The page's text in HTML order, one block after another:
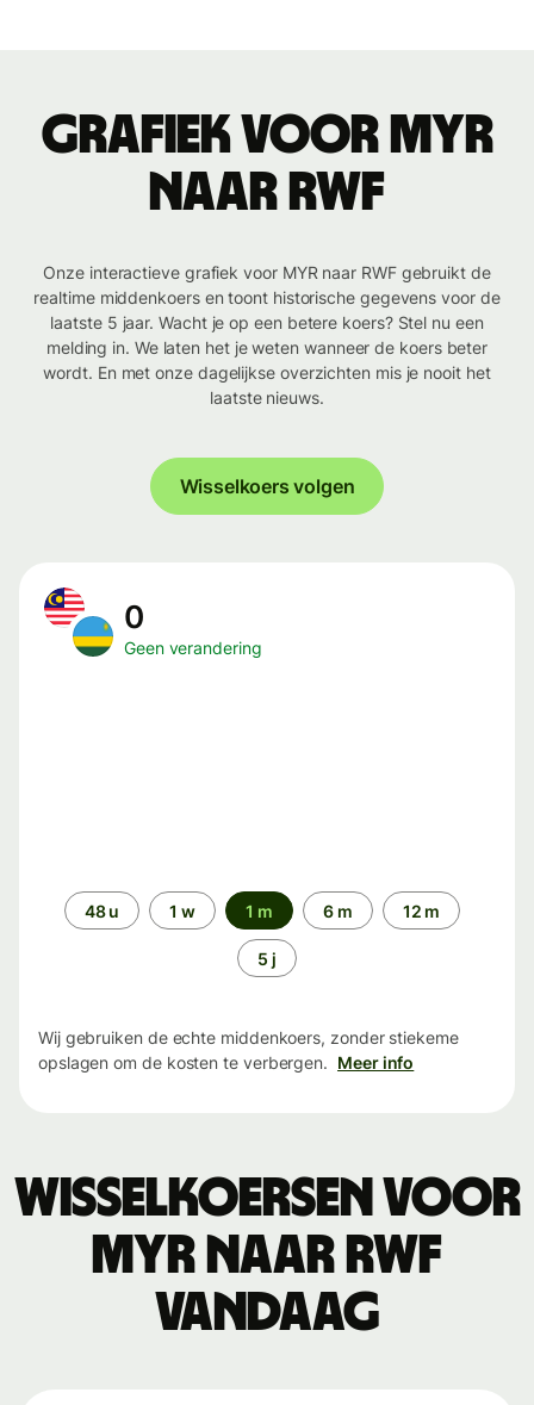
Grafiek voor MYR
naar RWF
Onze interactieve grafiek voor MYR naar RWF gebruikt de
realtime middenkoers en toont historische gegevens voor de
laatste 5 jaar. Wacht je op een betere koers? Stel nu een
melding in. We laten het je weten wanneer de koers beter
wordt. En met onze dagelijkse overzichten mis je nooit het
laatste nieuws.
Wisselkoers volgen
0
Geen verandering
Periode48 u 1 w 1 m 6 m 12 m
5 j
Wij gebruiken de echte middenkoers, zonder stiekeme
opslagen om de kosten te verbergen. Meer info
Wisselkoersen voor
MYR naar RWF
vandaag